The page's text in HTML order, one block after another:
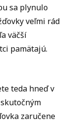
sa plynulo
veľmi rád
väčší
pamätajú.
teda hneď v
zaručene